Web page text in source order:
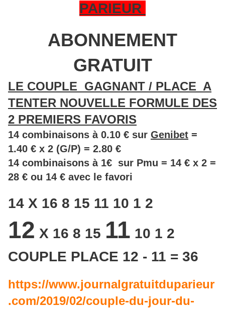
PARIEUR
ABONNEMENT
GRATUIT
LE COUPLE GAGNANT / PLACE A
TENTER NOUVELLE FORMULE DES
2 PREMIERS FAVORIS
14 combinaisons à 0.10 € sur Genibet =
1.40 € x 2 (G/P) = 2.80 €
14 combinaisons à 1€ sur Pmu = 14 € x 2 =
28 € ou 14 € avec le favori
14 X 16 8 15 11 10 1 2
12 X 16 8 15 11 10 1 2
COUPLE PLACE 12 - 11 = 36
https://www.journalgratuitduparieur
.com/2019/02/couple-du-jour-du-